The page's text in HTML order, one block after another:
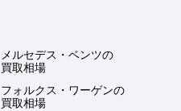
メルセデス・ベンツの
買取相場
フォルクス・ワーゲンの
買取相場